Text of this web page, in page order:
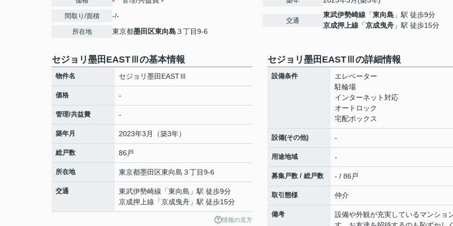
間取り/面積 -/-
所在地 東京都墨田区東向島 ３丁目9-6
交通
東武伊勢崎線 「東向島 」駅 徒歩9分
京成押上線 「京成曳舟 」駅 徒歩15分
セジョリ墨田EASTⅢの基本情報
物件名 セジョリ墨田EASTⅢ
価格 -
管理/共益費 -
築年月 2023年3月（築3年）
総戸数 86戸
所在地 東京都墨田区東向島 ３丁目9-6
交通 東武伊勢崎線 「東向島 」駅 徒歩9分
京成押上線 「京成曳舟 」駅 徒歩15分
情報の見方
セジョリ墨田EASTⅢの詳細情報
設備条件
エレベーター
駐輪場
インターネット対応
オートロック
宅配ボックス
設備(その他) -
用途地域 -
募集戸数 / 総戸数 - / 86戸
取引態様 仲介
備考
設備や外観が充実しているマンショ